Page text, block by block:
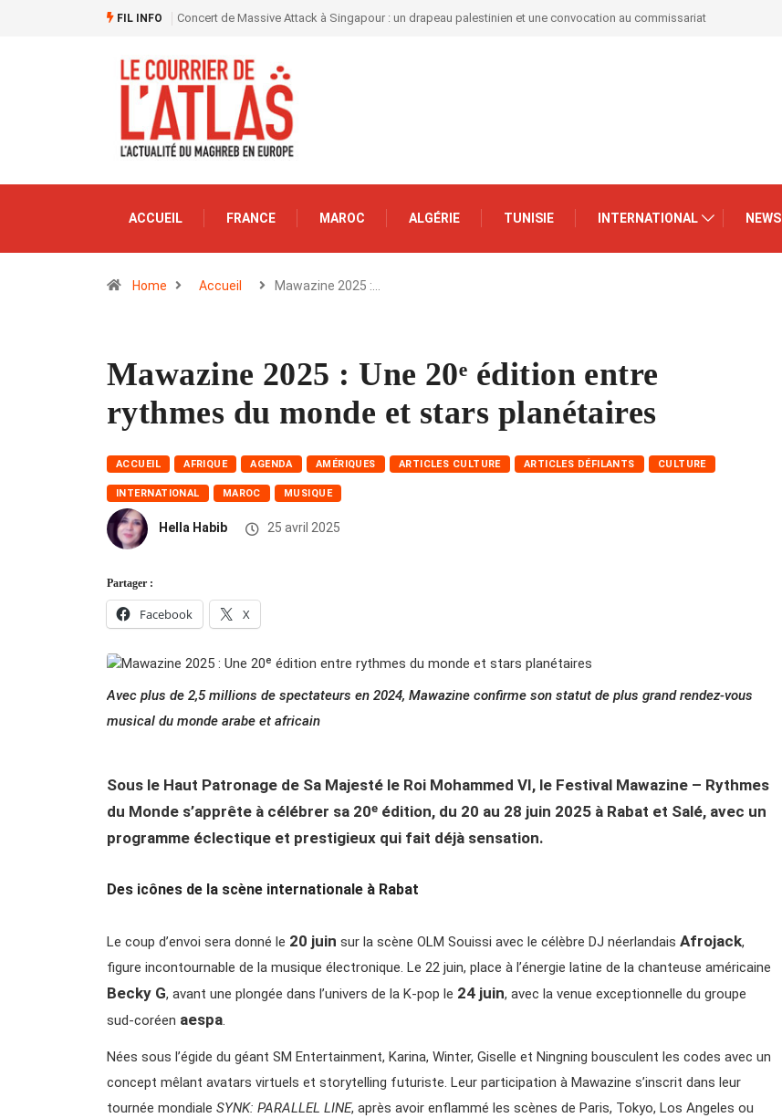
FIL INFO Concert de Massive Attack à Singapour : un drapeau palestinien et une convocation au commissariat
ACCUEIL FRANCE MAROC ALGÉRIE TUNISIE INTERNATIONAL NEWS
Home Accueil Mawazine 2025 :…
Mawazine 2025 : Une 20ᵉ édition entre
rythmes du monde et stars planétaires
ACCUEIL AFRIQUE AGENDA AMÉRIQUES ARTICLES CULTURE ARTICLES DÉFILANTS CULTURE
INTERNATIONAL MAROC MUSIQUE
Hella Habib 25 avril 2025
Partager :
Facebook X
Avec plus de 2,5 millions de spectateurs en 2024, Mawazine confirme son statut de plus grand rendez-vous
musical du monde arabe et africain
Sous le Haut Patronage de Sa Majesté le Roi Mohammed VI, le Festival Mawazine – Rythmes
du Monde s’apprête à célébrer sa 20ᵉ édition, du 20 au 28 juin 2025 à Rabat et Salé, avec un
programme éclectique et prestigieux qui fait déjà sensation.
Des icônes de la scène internationale à Rabat
Le coup d’envoi sera donné le 20 juin sur la scène OLM Souissi avec le célèbre DJ néerlandais Afrojack,
figure incontournable de la musique électronique. Le 22 juin, place à l’énergie latine de la chanteuse américaine
Becky G, avant une plongée dans l’univers de la K-pop le 24 juin, avec la venue exceptionnelle du groupe
sud-coréen aespa.
Nées sous l’égide du géant SM Entertainment, Karina, Winter, Giselle et Ningning bousculent les codes avec un
concept mêlant avatars virtuels et storytelling futuriste. Leur participation à Mawazine s’inscrit dans leur
tournée mondiale SYNK: PARALLEL LINE, après avoir enflammé les scènes de Paris, Tokyo, Los Angeles ou